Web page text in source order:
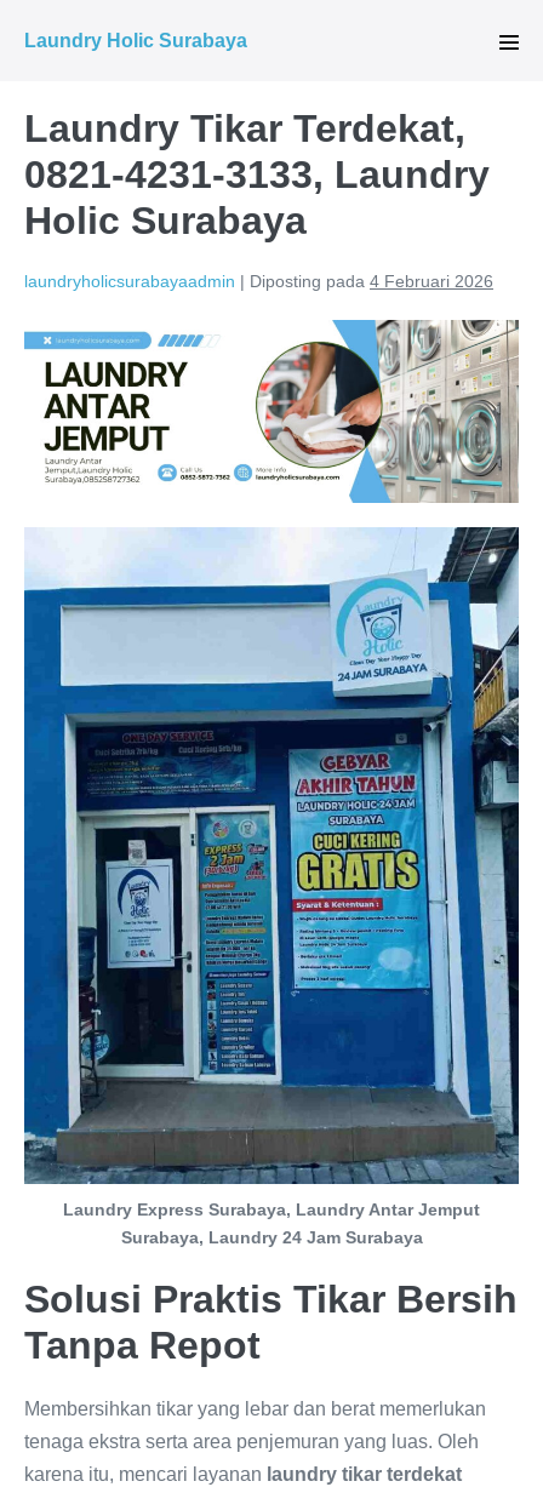
Laundry Holic Surabaya
Laundry Tikar Terdekat,
0821-4231-3133, Laundry
Holic Surabaya
laundryholicsurabayaadmin | Diposting pada 4 Februari 2026
Laundry Express Surabaya, Laundry Antar Jemput
Surabaya, Laundry 24 Jam Surabaya
Solusi Praktis Tikar Bersih
Tanpa Repot
Membersihkan tikar yang lebar dan berat memerlukan
tenaga ekstra serta area penjemuran yang luas. Oleh
karena itu, mencari layanan laundry tikar terdekat